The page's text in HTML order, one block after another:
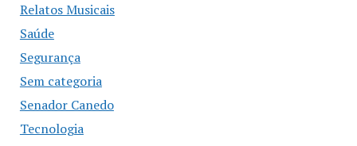
Relatos Musicais
Saúde
Segurança
Sem categoria
Senador Canedo
Tecnologia